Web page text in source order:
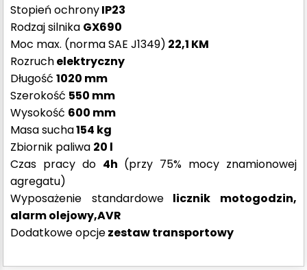
Stopień ochronyIP23
Rodzaj silnika GX690
Moc max. (norma SAE J1349) 22,1 KM
Rozruchelektryczny
Długość1020 mm
Szerokość 550 mm
Wysokość 600 mm
Masa sucha154 kg
Zbiornik paliwa 20 l
Czas pracy do 4h (przy 75% mocy znamionowej
agregatu)
Wyposażenie standardowelicznik motogodzin,
alarm olejowy,AVR
Dodatkowe opcjezestaw transportowy